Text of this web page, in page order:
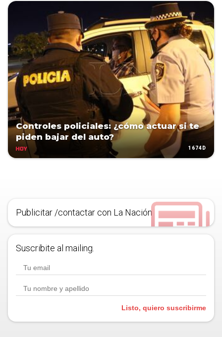
Controles policiales: ¿cómo actuar si te
piden bajar del auto?
1674D
Publicitar /contactar con La Nación
Suscribite al mailing.
Listo, quiero suscribirme